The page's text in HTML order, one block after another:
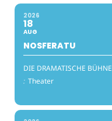
2026
18
AUG
NOSFERATU
DIE DRAMATISCHE BÜHNE
: Theater